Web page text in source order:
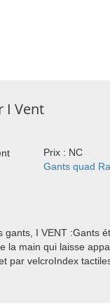
I Vent
Prix : NC
Gants quad
gants, I VENT :Gants
la main qui laisse
par velcroIndex